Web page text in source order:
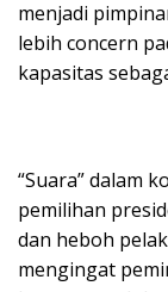
menjadi
lebih concern
kapasitas
“Suara” dalam
pemilihan
dan heboh
mengingat